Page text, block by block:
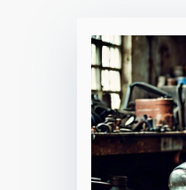
содержимому